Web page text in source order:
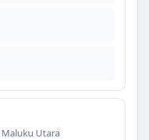
Maluku Utara